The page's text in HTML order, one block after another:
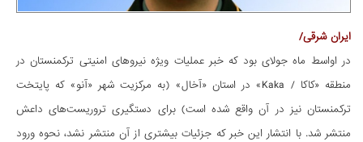
ایران شرقی/
در اواسط ماه جولای بود که خبر عملیات ویژه نیروهای امنیتی ترکمنستان در
منطقه «کاکا / Kaka» در استان «آخال» (به مرکزیت شهر «آنو» که پایتخت
ترکمنستان نیز در آن واقع شده است) برای دستگیری تروریست‌های داعش
منتشر شد. با انتشار این خبر که جزئیات بیشتری از آن منتشر نشد، نحوه ورود